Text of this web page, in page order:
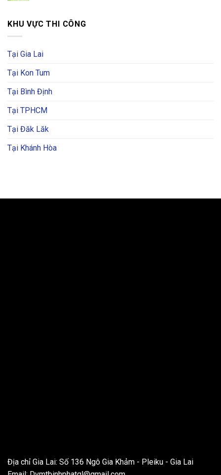
KHU VỰC THI CÔNG
Tại Gia Lai
Tại Kon Tum
Tại Bình Định
Tại TPHCM
Tại Đăk Lăk
Tại Khánh Hòa
Địa chỉ Gia Lai: Số 136 Ngô Gia Khảm - Pleiku - Gia Lai